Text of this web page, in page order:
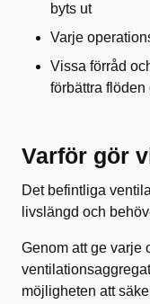
byts ut
Varje
Vissa förråd
förbättra
Varför gör
Det befintliga
livslängd och
Genom att ge varje
möjligheten att